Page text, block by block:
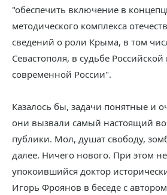
"обеспечить включение в
методического комплекса
сведений о роли Крыма, в том
Севастополя, в судьбе
современной России".
Казалось бы, задачи понятные и
они вызвали самый настоящий
публики. Мол, душат свободу,
далее. Ничего нового. При этом
упокоившийся доктор
Игорь Фроянов в беседе с